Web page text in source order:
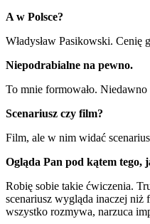
A w Polsce?
Władysław Pasikowski. Cenię
Niepodrabialne na pewno.
To mnie formowało. Niedawno
Scenariusz czy film?
Film, ale w nim widać
Ogląda Pan pod kątem tego,
Robię sobie takie ćwiczenia.
scenariusz wygląda inaczej niż
wszystko rozmywa, narzuca